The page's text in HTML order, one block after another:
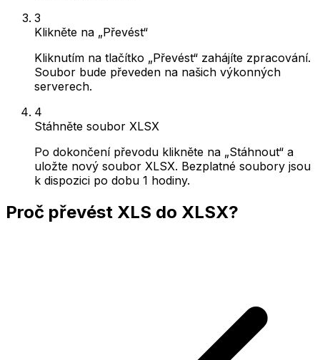
3
Klikněte na „Převést“
Kliknutím na tlačítko „Převést“ zahájíte zpracování.
Soubor bude převeden na našich výkonných
serverech.
4
Stáhněte soubor XLSX
Po dokončení převodu klikněte na „Stáhnout“ a
uložte nový soubor XLSX. Bezplatné soubory jsou
k dispozici po dobu 1 hodiny.
Proč převést XLS do XLSX?